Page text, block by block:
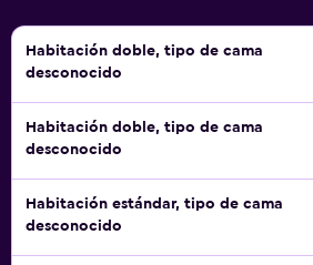
Habitación doble, tipo de cama
desconocido
Habitación doble, tipo de cama
desconocido
Habitación estándar, tipo de cama
desconocido